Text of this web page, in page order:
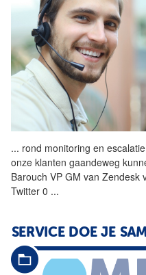
... rond monitoring en escalatie
onze klanten gaandeweg
Barouch VP GM van Zendesk
Twitter 0 ...
SERVICE DOE JE